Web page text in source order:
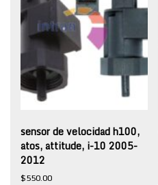
sensor de velocidad h100,
atos, attitude, i-10 2005-
2012
$550.00